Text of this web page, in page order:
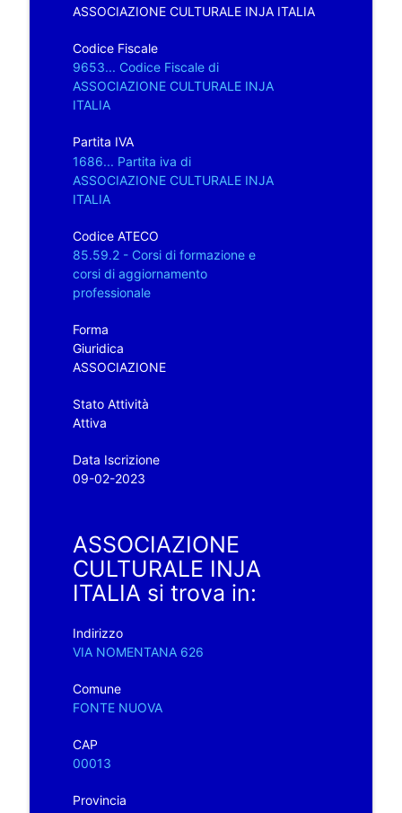
ASSOCIAZIONE CULTURALE INJA ITALIA
Codice Fiscale
9653... Codice Fiscale di
ASSOCIAZIONE CULTURALE INJA
ITALIA
Partita IVA
1686... Partita iva di
ASSOCIAZIONE CULTURALE INJA
ITALIA
Codice ATECO
85.59.2 - Corsi di formazione e
corsi di aggiornamento
professionale
Forma
Giuridica
ASSOCIAZIONE
Stato Attività
Attiva
Data Iscrizione
09-02-2023
ASSOCIAZIONE
CULTURALE INJA
ITALIA si trova in:
Indirizzo
VIA NOMENTANA 626
Comune
FONTE NUOVA
CAP
00013
Provincia